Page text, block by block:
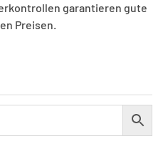
garantieren gute
Preisen.